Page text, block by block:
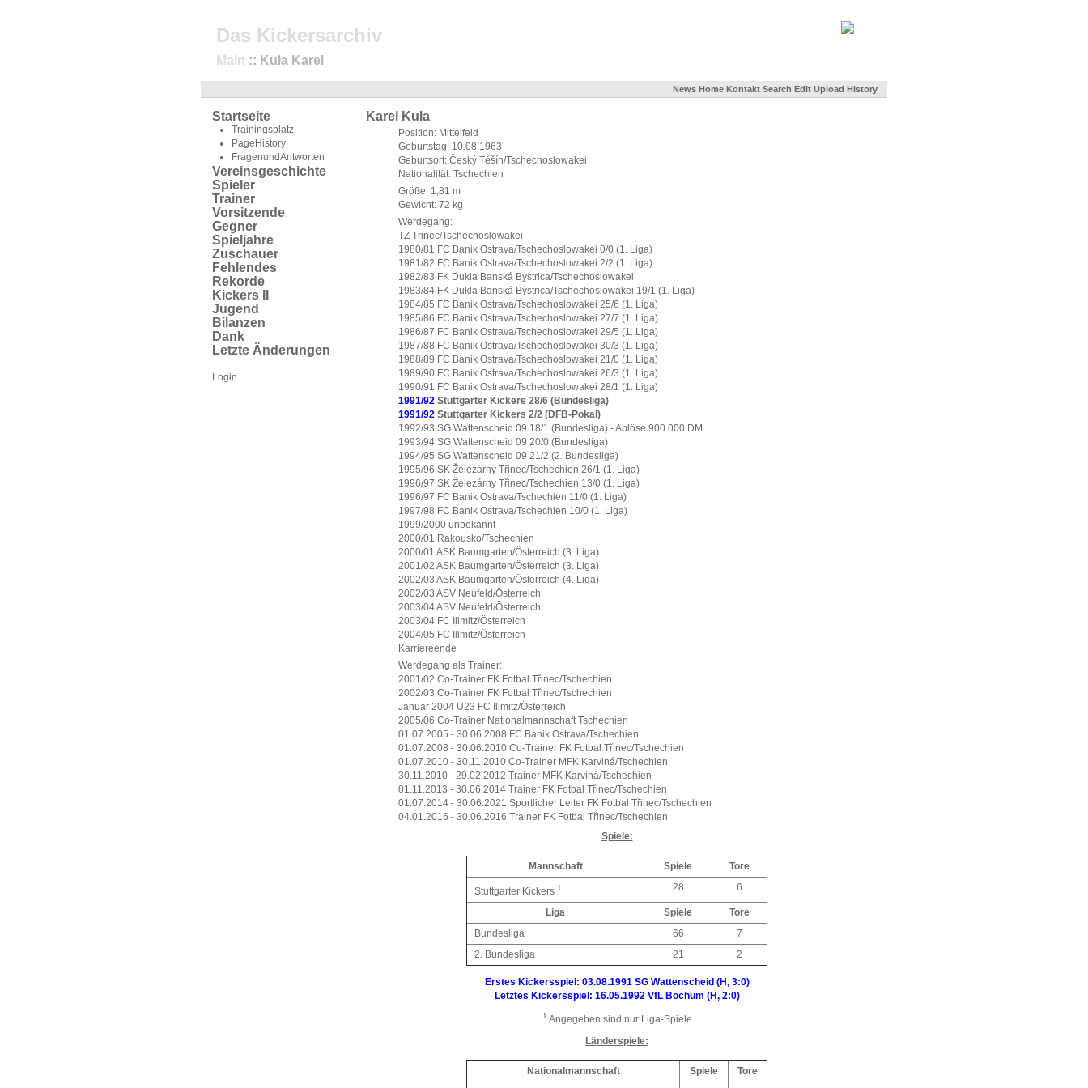
Das Kickersarchiv
Main :: Kula Karel
News Home Kontakt Search Edit Upload History
Startseite
Trainingsplatz
PageHistory
FragenundAntworten
Vereinsgeschichte
Spieler
Trainer
Vorsitzende
Gegner
Spieljahre
Zuschauer
Fehlendes
Rekorde
Kickers II
Jugend
Bilanzen
Dank
Letzte Änderungen
Login
Karel Kula
Position: Mittelfeld
Geburtstag: 10.08.1963
Geburtsort: Český Těšín/Tschechoslowakei
Nationalität: Tschechien
Größe: 1,81 m
Gewicht: 72 kg
Werdegang:
TZ Trinec/Tschechoslowakei
1980/81 FC Banik Ostrava/Tschechoslowakei 0/0 (1. Liga)
1981/82 FC Banik Ostrava/Tschechoslowakei 2/2 (1. Liga)
1982/83 FK Dukla Banská Bystrica/Tschechoslowakei
1983/84 FK Dukla Banská Bystrica/Tschechoslowakei 19/1 (1. Liga)
1984/85 FC Banik Ostrava/Tschechoslowakei 25/6 (1. Liga)
1985/86 FC Banik Ostrava/Tschechoslowakei 27/7 (1. Liga)
1986/87 FC Banik Ostrava/Tschechoslowakei 29/5 (1. Liga)
1987/88 FC Banik Ostrava/Tschechoslowakei 30/3 (1. Liga)
1988/89 FC Banik Ostrava/Tschechoslowakei 21/0 (1. Liga)
1989/90 FC Banik Ostrava/Tschechoslowakei 26/3 (1. Liga)
1990/91 FC Banik Ostrava/Tschechoslowakei 28/1 (1. Liga)
1991/92 Stuttgarter Kickers 28/6 (Bundesliga)
1991/92 Stuttgarter Kickers 2/2 (DFB-Pokal)
1992/93 SG Wattenscheid 09 18/1 (Bundesliga) - Ablöse 900.000 DM
1993/94 SG Wattenscheid 09 20/0 (Bundesliga)
1994/95 SG Wattenscheid 09 21/2 (2. Bundesliga)
1995/96 SK Železárny Třinec/Tschechien 26/1 (1. Liga)
1996/97 SK Železárny Třinec/Tschechien 13/0 (1. Liga)
1996/97 FC Banik Ostrava/Tschechien 11/0 (1. Liga)
1997/98 FC Banik Ostrava/Tschechien 10/0 (1. Liga)
1999/2000 unbekannt
2000/01 Rakousko/Tschechien
2000/01 ASK Baumgarten/Österreich (3. Liga)
2001/02 ASK Baumgarten/Österreich (3. Liga)
2002/03 ASK Baumgarten/Österreich (4. Liga)
2002/03 ASV Neufeld/Österreich
2003/04 ASV Neufeld/Österreich
2003/04 FC Illmitz/Österreich
2004/05 FC Illmitz/Österreich
Karriereende
Werdegang als Trainer:
2001/02 Co-Trainer FK Fotbal Třinec/Tschechien
2002/03 Co-Trainer FK Fotbal Třinec/Tschechien
Januar 2004 U23 FC Illmitz/Österreich
2005/06 Co-Trainer Nationalmannschaft Tschechien
01.07.2005 - 30.06.2008 FC Banik Ostrava/Tschechien
01.07.2008 - 30.06.2010 Co-Trainer FK Fotbal Třinec/Tschechien
01.07.2010 - 30.11.2010 Co-Trainer MFK Karviná/Tschechien
30.11.2010 - 29.02.2012 Trainer MFK Karviná/Tschechien
01.11.2013 - 30.06.2014 Trainer FK Fotbal Třinec/Tschechien
01.07.2014 - 30.06.2021 Sportlicher Leiter FK Fotbal Třinec/Tschechien
04.01.2016 - 30.06.2016 Trainer FK Fotbal Třinec/Tschechien
Spiele:
Mannschaft Spiele Tore
Stuttgarter Kickers 1 28 6
Liga Spiele
Tore
Bundesliga
66
7
2. Bundesliga
21 2
Erstes Kickersspiel: 03.08.1991 SG Wattenscheid (H, 3:0)
Letztes Kickersspiel: 16.05.1992 VfL Bochum (H, 2:0)
1 Angegeben sind nur Liga-Spiele
Länderspiele:
Nationalmannschaft Spiele
Tore